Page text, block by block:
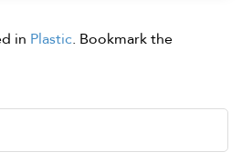
in Plastic. Bookmark the